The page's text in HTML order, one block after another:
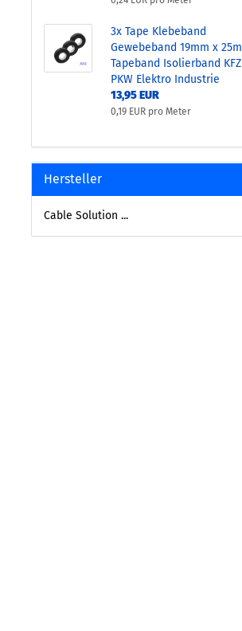
3x Tape Klebeband
Gewebeband 19mm x 25m
Tapeband Isolierband KFZ
PKW Elektro Industrie
13,95 EUR
0,19 EUR pro Meter
Hersteller
Cable Solution ...